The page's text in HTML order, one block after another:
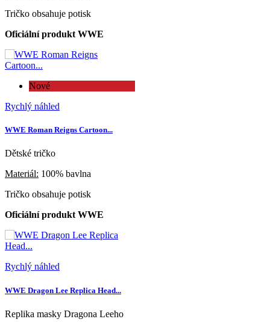
Tričko obsahuje potisk
Oficiální produkt WWE
Nové
Rychlý náhled
WWE Roman Reigns Cartoon...
Dětské tričko
Materiál: 100% bavlna
Tričko obsahuje potisk
Oficiální produkt WWE
Rychlý náhled
WWE Dragon Lee Replica Head...
Replika masky Dragona Leeho